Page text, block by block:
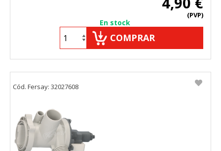
(PVP)
En stock
COMPRAR
Cód. Fersay: 32027608
Puedes volver a configurar tus cookies desde la sección
"Configuración de cookies" al pie de la página. También puedes
consultar nuestrapolítica de cookies